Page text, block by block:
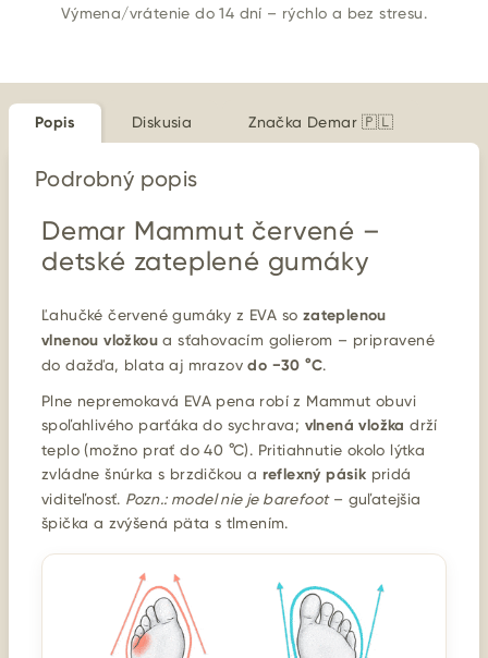
Výmena/vrátenie do 14 dní – rýchlo a bez stresu.
Popis Diskusia Značka Demar 🇵🇱
Podrobný popis
Demar Mammut červené –
detské zateplené gumáky
Ľahučké červené gumáky z EVA so zateplenou
vlnenou vložkou a sťahovacím golierom – pripravené
do dažďa, blata aj mrazovdo −30 °C.
Plne nepremokavá EVA pena robí z Mammut obuvi
spoľahlivého parťáka do sychrava; vlnená vložka drží
teplo (možno prať do 40 °C). Pritiahnutie okolo lýtka
zvládne šnúrka s brzdičkou a reflexný pásik pridá
viditeľnosť. Pozn.: model nie je barefoot– guľatejšia
špička a zvýšená päta s tlmením.